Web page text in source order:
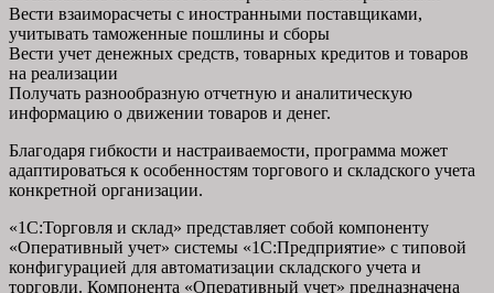
Вести взаиморасчеты с иностранными поставщиками,
учитывать таможенные пошлины и сборы
Вести учет денежных средств, товарных кредитов и товаров
на реализации
Получать разнообразную отчетную и аналитическую
информацию о движении товаров и денег.
Благодаря гибкости и настраиваемости, программа может
адаптироваться к особенностям торгового и складского учета
конкретной организации.
«1С:Торговля и склад» представляет собой компоненту
«Оперативный учет» системы «1С:Предприятие» с типовой
конфигурацией для автоматизации складского учета и
торговли. Компонента «Оперативный учет» предназначена